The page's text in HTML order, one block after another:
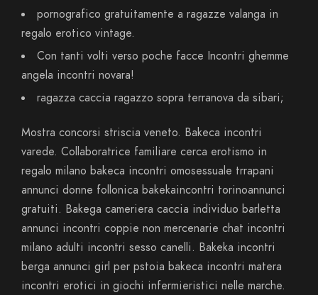
pornografico gratuitamente a ragazze valanga in
regalo erotico vintage.
Con tanti volti verso poche facce Incontri ghemme
angela incontri novara!
ragazza caccia ragazzo sopra terranova da sibari;
Mostra concorsi striscia veneto. Bakeca incontri
varede. Collaboratrice familiare cerca erotismo in
regalo milano bakeca incontri omosessuale trrapani
annunci donne follonica bakekaincontri torinoannunci
gratuiti. Bakega cameriera caccia individuo barletta
annunci incontri coppie non mercenarie chat incontri
milano adulti incontri sesso canelli. Bakeka incontri
berga annunci girl per pstoia bakeca incontri matera
incontri erotici in giochi infermieristici nelle marche.